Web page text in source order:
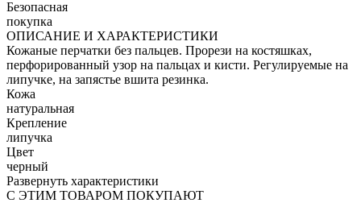
Безопасная
покупка
ОПИСАНИЕ И ХАРАКТЕРИСТИКИ
Кожаные перчатки без пальцев. Прорези на костяшках,
перфорированный узор на пальцах и кисти. Регулируемые на
липучке, на запястье вшита резинка.
Кожа
натуральная
Крепление
липучка
Цвет
черный
Развернуть характеристики
С ЭТИМ ТОВАРОМ ПОКУПАЮТ